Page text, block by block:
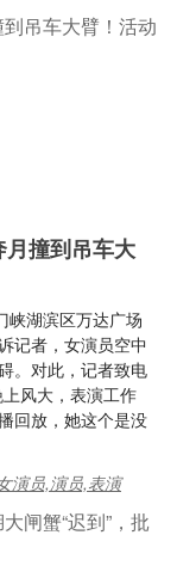
撞到吊车大
峡湖滨区万达广场
记者，女演员空中
。对此，记者致电
风大，表演工作
回放，她这个是没
演员,演员,表演